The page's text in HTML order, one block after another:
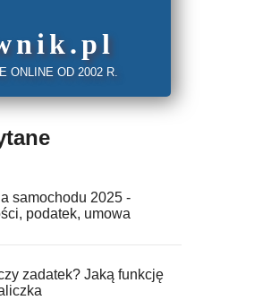
.pl
ONLINE OD 2002 R.
samochodu 2025 -
podatek, umowa
zadatek? Jaką funkcję